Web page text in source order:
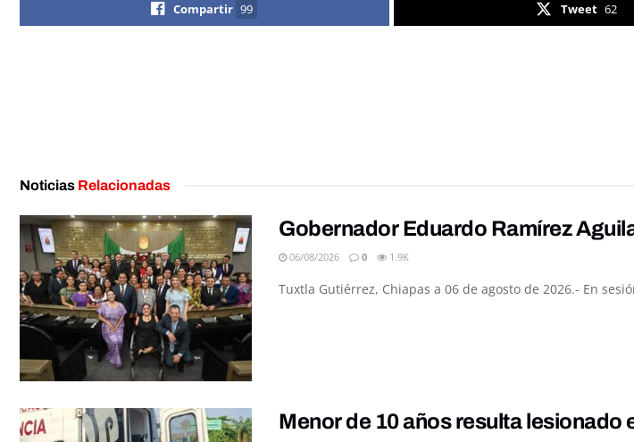
Compartir 99 Tweet 62
Noticias Relacionadas
Gobernador Eduardo Ramírez
06/08/2026 0 1.9K
Tuxtla Gutiérrez, Chiapas a 06 de agosto de 2026.- En
Menor de 10 años resulta